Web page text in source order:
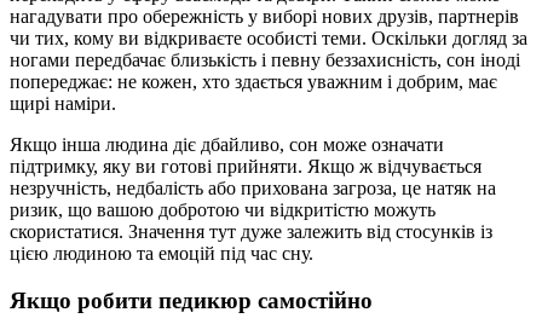
нагадувати про обережність у виборі нових друзів, партнерів
чи тих, кому ви відкриваєте особисті теми. Оскільки догляд за
ногами передбачає близькість і певну беззахисність, сон іноді
попереджає: не кожен, хто здається уважним і добрим, має
щирі наміри.
Якщо інша людина діє дбайливо, сон може означати
підтримку, яку ви готові прийняти. Якщо ж відчувається
незручність, недбалість або прихована загроза, це натяк на
ризик, що вашою добротою чи відкритістю можуть
скористатися. Значення тут дуже залежить від стосунків із
цією людиною та емоцій під час сну.
Якщо робити педикюр самостійно